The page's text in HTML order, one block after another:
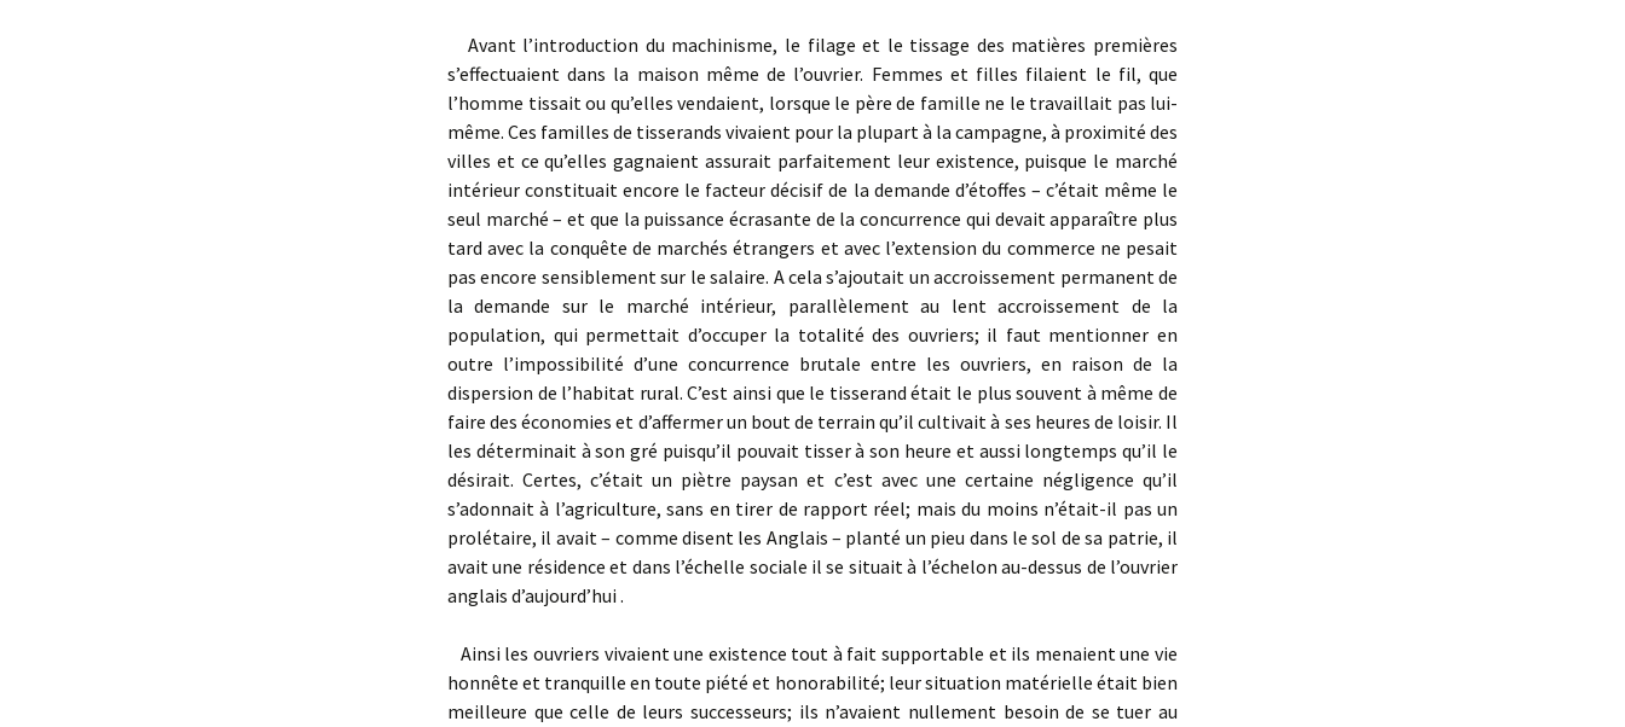
Avant l’introduction du machinisme, le filage et le tissage des matières premières
s’effec­tuaient dans la maison même de l’ouvrier. Femmes et filles filaient le fil, que
l’homme tissait ou qu’elles vendaient, lorsque le père de famille ne le travaillait pas lui-
même. Ces familles de tisserands vivaient pour la plupart à la campagne, à proximité des
villes et ce qu’elles gagnaient assurait parfaitement leur existence, puisque le marché
intérieur constituait encore le facteur décisif de la demande d’étoffes – c’était même le
seul marché – et que la puissance écrasante de la concurrence qui devait apparaître plus
tard avec la conquête de marchés étrangers et avec l’extension du commerce ne pesait
pas encore sensiblement sur le salaire. A cela s’ajoutait un accroissement permanent de
la demande sur le marché intérieur, parallèlement au lent accroissement de la
population, qui permettait d’occuper la totalité des ouvriers; il faut mentionner en
outre l’impossibilité d’une concurren­ce brutale entre les ouvriers, en raison de la
dispersion de l’habitat rural. C’est ainsi que le tisserand était le plus souvent à même de
faire des économies et d’affermer un bout de terrain qu’il cultivait à ses heures de loisir. Il
les déterminait à son gré puisqu’il pouvait tisser à son heure et aussi longtemps qu’il le
désirait. Certes, c’était un piètre paysan et c’est avec une certaine négligence qu’il
s’adonnait à l’agriculture, sans en tirer de rapport réel; mais du moins n’était-il pas un
prolétaire, il avait – comme disent les Anglais – planté un pieu dans le sol de sa patrie, il
avait une résidence et dans l’échelle sociale il se situait à l’échelon au-dessus de l’ouvrier
anglais d’aujourd’hui .
Ainsi les ouvriers vivaient une existence tout à fait supportable et ils menaient une vie
honnête et tranquille en toute piété et honorabilité; leur situation matérielle était bien
meilleure que celle de leurs successeurs; ils n’avaient nullement besoin de se tuer au